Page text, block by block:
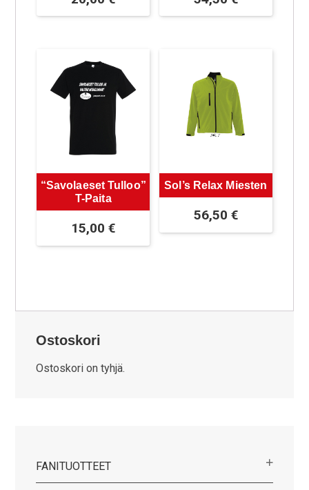
“Savolaeset Tulloo”
T-Paita
15,00€
Sol’s Relax Miesten
56,50 €
Ostoskori
Ostoskori on tyhjä.
FANITUOTTEET